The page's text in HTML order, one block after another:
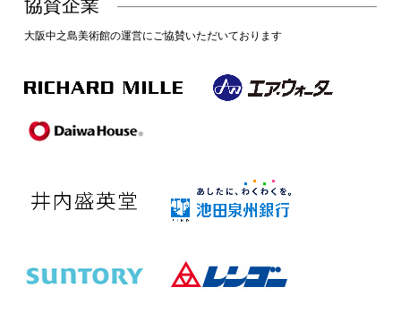
協賛企業
大阪中之島美術館の運営にご協賛いただいております